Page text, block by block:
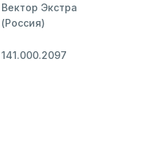
Вектор Экстра
(Россия)
141.000.2097